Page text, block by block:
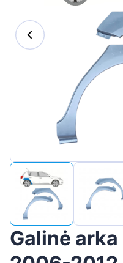
Galinė